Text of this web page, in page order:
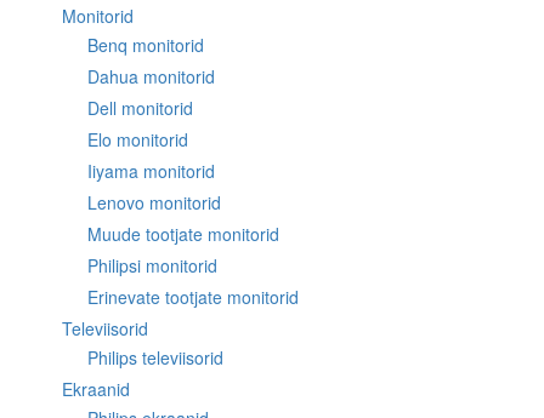
Monitorid
Benq monitorid
Dahua monitorid
Dell monitorid
Elo monitorid
Iiyama monitorid
Lenovo monitorid
Muude tootjate monitorid
Philipsi monitorid
Erinevate tootjate monitorid
Televiisorid
Philips televiisorid
Ekraanid